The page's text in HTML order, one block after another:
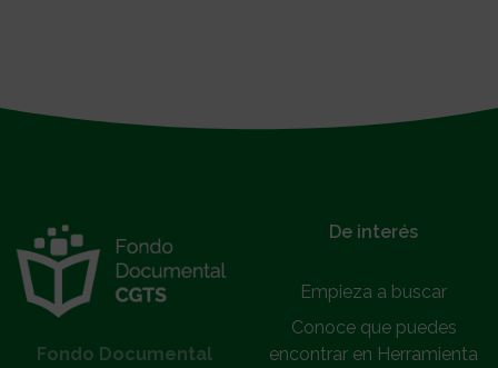
Fondo Documental
De interés
Empieza a buscar
Conoce que puedes
encontrar en Herramienta